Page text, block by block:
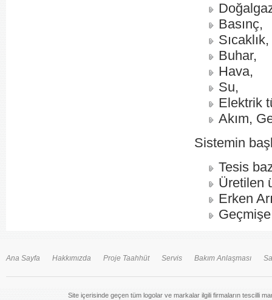
Basınç,
Sıcaklık,
Buhar,
Hava,
Su,
Elektrik
Akım,
Sistemin
Tesis
Üretilen
Erken
Ana Sayfa Hakkımızda Proje Taahhüt Servis Bakım Anlaşması
Site içerisinde geçen tüm logolar ve markalar ilgili firmaların tescilli